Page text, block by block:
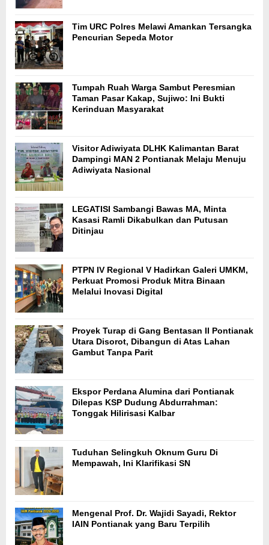
Tim URC Polres Melawi Amankan Tersangka
Pencurian Sepeda Motor
Tumpah Ruah Warga Sambut Peresmian
Taman Pasar Kakap, Sujiwo: Ini Bukti
Kerinduan Masyarakat
Visitor Adiwiyata DLHK Kalimantan Barat
Dampingi MAN 2 Pontianak Melaju Menuju
Adiwiyata Nasional
LEGATISI Sambangi Bawas MA, Minta
Kasasi Ramli Dikabulkan dan Putusan
Ditinjau
PTPN IV Regional V Hadirkan Galeri UMKM,
Perkuat Promosi Produk Mitra Binaan
Melalui Inovasi Digital
Proyek Turap di Gang Bentasan II Pontianak
Utara Disorot, Dibangun di Atas Lahan
Gambut Tanpa Parit
Ekspor Perdana Alumina dari Pontianak
Dilepas KSP Dudung Abdurrahman:
Tonggak Hilirisasi Kalbar
Tuduhan Selingkuh Oknum Guru Di
Mempawah, Ini Klarifikasi SN
Mengenal Prof. Dr. Wajidi Sayadi, Rektor
IAIN Pontianak yang Baru Terpilih